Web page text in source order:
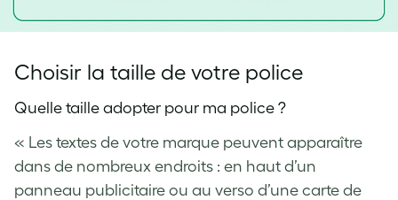
Choisir la taille de votre police
Quelle taille adopter pour ma police ?
« Les textes de votre marque peuvent apparaître
dans de nombreux endroits : en haut d’un
panneau publicitaire ou au verso d’une carte de